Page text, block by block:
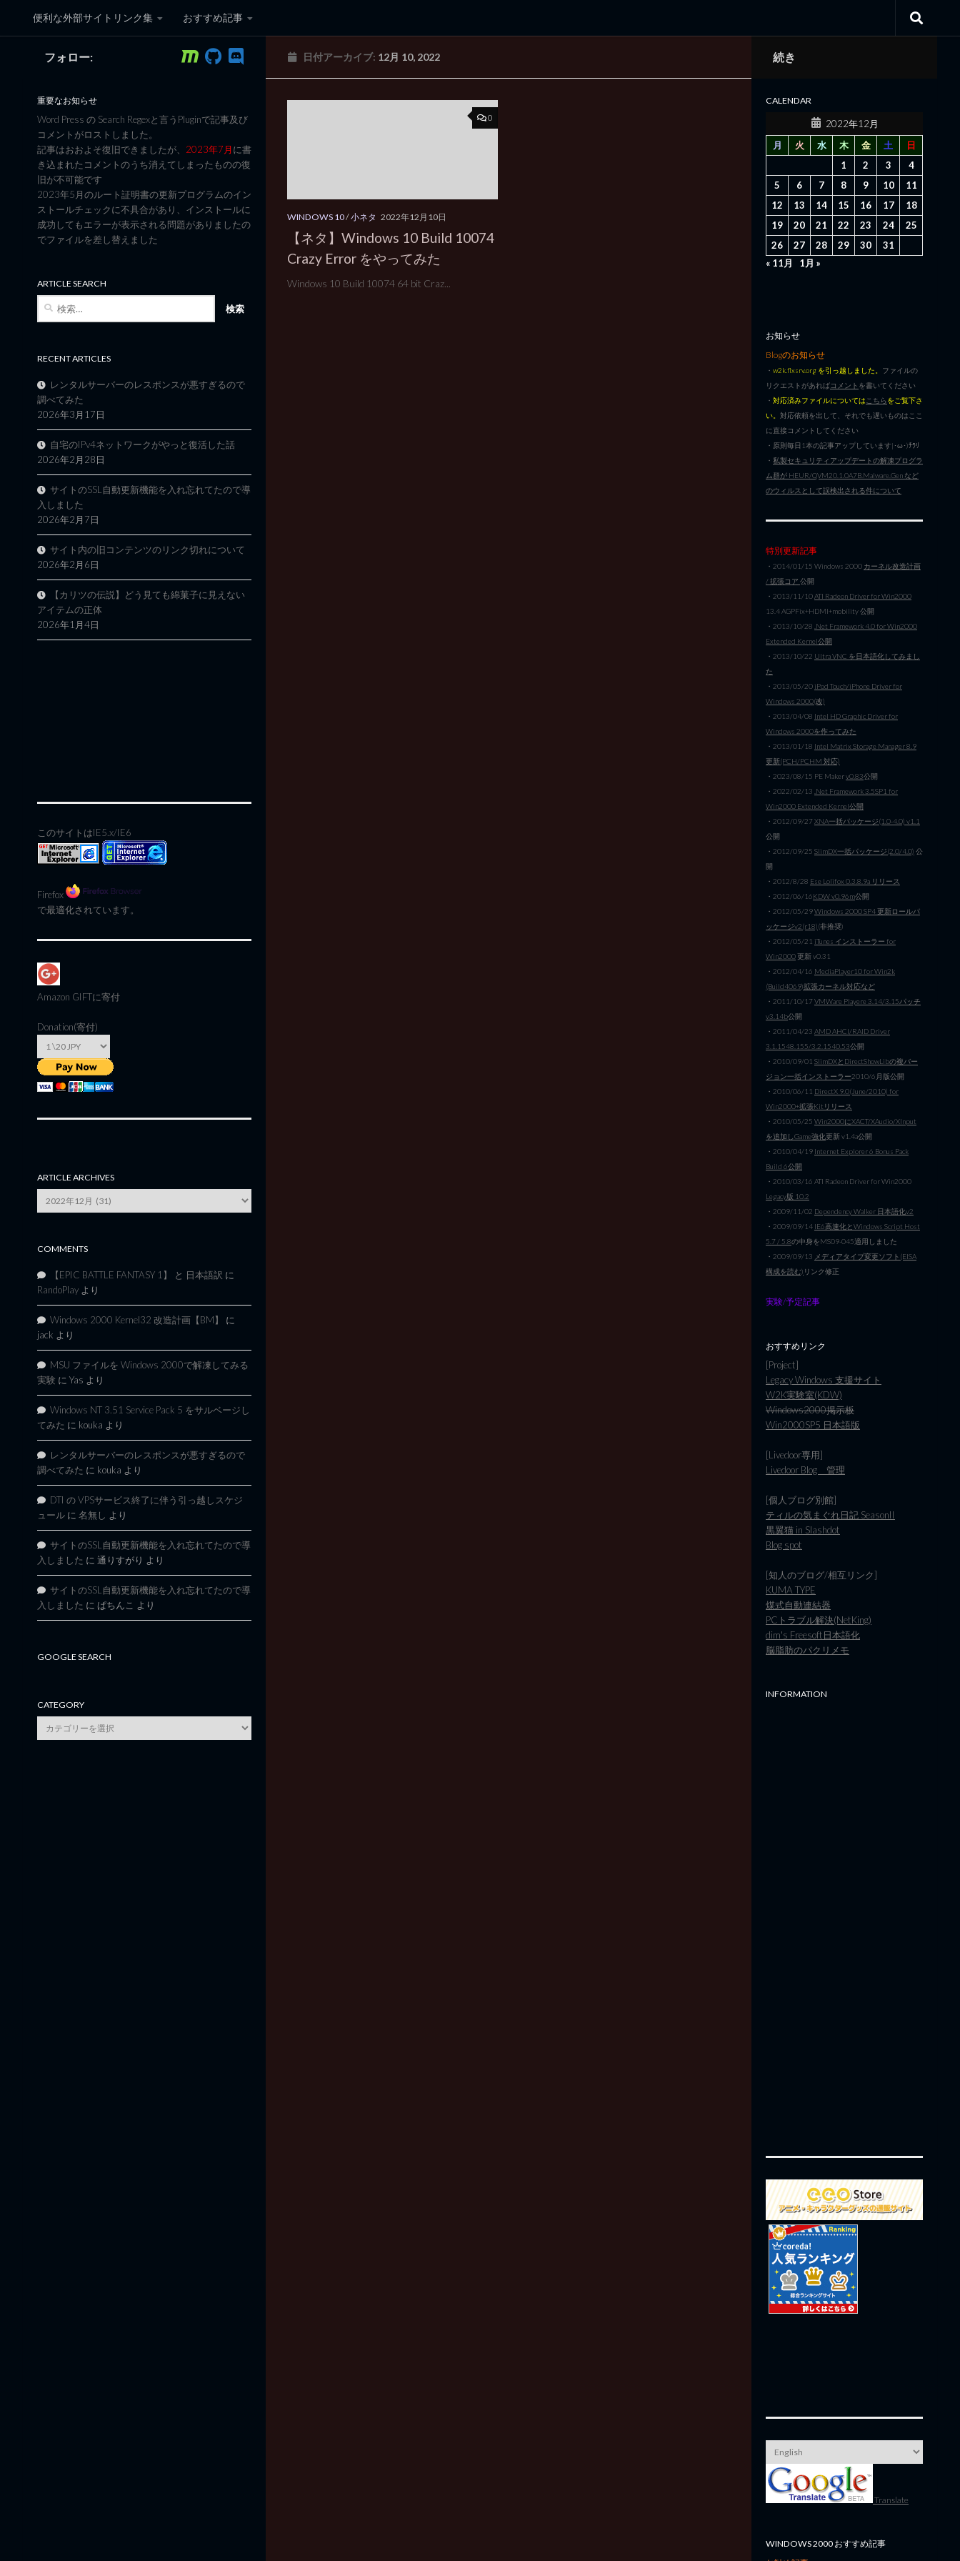
コンテンツへスキップ
便利な外部サイトリンク集 おすすめ記事
黒翼猫のコンピュータ日記 3rd Edition
日付アーカイブ: 12月 10, 2022
0
WINDOWS 10/小ネタ 2022年12月10日
【ネタ】Windows 10 Build 10074
Crazy Error をやってみた
Windows 10 Build 10074 64 bit Craz...
フォロー:
重要なお知らせ
Word Press の Search Regexと言うPluginで記事及び
コメントがロストしました。
記事はおおよそ復旧できましたが、 2023年7月に書
き込まれたコメントのうち消えてしまったものの復
旧が不可能です
2023年5月のルート証明書の更新プログラムのイン
ストールチェックに不具合があり、インストールに
成功してもエラーが表示される問題がありましたの
でファイルを差し替えました
ARTICLE SEARCH
RECENT ARTICLES
レンタルサーバーのレスポンスが悪すぎるので
調べてみた
2026年3月17日
自宅のIPv4ネットワークがやっと復活した話
2026年2月28日
サイトのSSL自動更新機能を入れ忘れてたので導
入しました
2026年2月7日
サイト内の旧コンテンツのリンク切れについて
2026年2月6日
【カリツの伝説】どう見ても綿菓子に見えない
アイテムの正体
2026年1月4日
このサイトはIE5.x/IE6
Firefox
で最適化されています。
Amazon GIFTに寄付
Donation(寄付)
ARTICLE ARCHIVES
Archives
COMMENTS
【EPIC BATTLE FANTASY 1】 と 日本語訳 に
RandoPlay より
Windows 2000 Kernel32 改造計画【BM】
に
jack より
MSU ファイルを Windows 2000で解凍してみる
実験 に Yas より
Windows NT 3.51 Service Pack 5 をサルベージし
てみた に kouka より
レンタルサーバーのレスポンスが悪すぎるので
調べてみた に kouka より
DTI の VPSサービス終了に伴う引っ越しスケジ
ュール に 名無し より
サイトのSSL自動更新機能を入れ忘れてたので導
入しました に 通りすがり より
サイトのSSL自動更新機能を入れ忘れてたので導
入しました に ぱちんこ より
GOOGLE SEARCH
CATEGORY
category
続き
CALENDAR
2022年12月
月
火 水 木 金 土
日
1
2 3
4
5
6 7 8 9 10
11
12
13 14 15 16 17
18
19
20 21 22 23 24
25
26
27 28 29 30
31
« 11月
1月 »
お知らせ
Blogのお知らせ
・ w2k.flxsrv.org を引っ越しました。 ファイルの
リクエストがあればコメント を書いてください
・ 対応済みファイルについては こちらをご覧下さ
い。 対応依頼を出して、それでも遅いものはここ
に直接コメントしてください
・原則毎日1本の記事アップしています|･ω･)ﾁﾗﾘ
・ 私製セキュリティアップデートの解凍プログラ
ム群が HEUR/QVM20.1.0A7B.Malware.Gen など
のウィルスとして誤検出される件について
特別更新記事
・2014/01/15 Windows 2000 カーネル改造計画
/ 拡張コア 公開
・2013/11/10ATI Radeon Driver for Win2000
13.4 AGPFix+HDMI+mobility 公開
・2013/10/28 .Net Framework 4.0 for Win2000
Extended Kernel公開
・2013/10/22 Ultra VNC を日本語化してみまし
た
・2013/05/20 iPod Touch/iPhone Driver for
Windows 2000(改)
・2013/04/08 Intel HD Graphic Driver for
Windows 2000を作ってみた
・2013/01/18 Intel Matrix Storage Manager 8.9
更新(PCH/PCHM 対応)
・2023/08/15 PE Makerv0.83公開
・2022/02/13 .Net Framework 3.5SP1 for
Win2000 Extended Kernel公開
・2012/09/27XNA一括パッケージ(1.0-4.0) v1.1
公開
・2012/09/25 SlimDX一括パッケージ(2.0/4.0) 公
開
・2012/8/28 Ese Lolifox 0.3.8.9a リリース
・2012/06/16KDW v0.96m公開
・2012/05/29Windows 2000 SP4 更新ロールパ
ッケージv2(r18)(非推奨)
・2012/05/21 iTunes インストーラー for
Win2000更新 v0.31
・2012/04/16 MediaPlayer10 for Win2k
(Build4069)拡張カーネル対応など
・2011/10/17VMWare Playere 3.14/3.15パッチ
v3.14b公開
・2011/04/23 AMD AHCI/RAID Driver
3.1.1548.155/3.2.1540.53公開
・2010/09/01 SlimDXとDirectShowLibの複バー
ジョン一括インストーラー2010/6月版公開
・2010/06/11 DirectX 9.0(June/2010) for
Win2000+拡張Kitリリース
・2010/05/25 Win2000にXACT/XAudio/XInput
を追加しGame強化更新 v1.4a公開
・2010/04/19 Internet Explorer 6 Bonus Pack
Build 6公開
・2010/03/16 ATI Radeon Driver for Win2000
Legacy版 10.2
・2009/11/02 Dependency Walker 日本語化v2
・2009/09/14 IE6高速化とWindows Script Host
5.7 / 5.8の中身をMS09-045適用しました
・2009/09/13 メディアタイプ変更ソフト(EISA
構成を読む) リンク修正
実験/予定記事
おすすめリンク
[Project]
Legacy Windows 支援サイト
W2K実験室(KDW)
Windows2000掲示板
Win2000SP5 日本語版
[Livedoor専用]
Livedoor Blog 管理
[個人ブログ別館]
ティルの気まぐれ日記 SeasonII
黒翼猫 in Slashdot
Blog spot
[知人のブログ/相互リンク]
KUMA TYPE
煤式自動連結器
PCトラブル解決(NetKing)
dim's Freesoft日本語化
脳脂肪のパクリメモ
INFORMATION
Translate
WINDOWS 2000 おすすめ記事